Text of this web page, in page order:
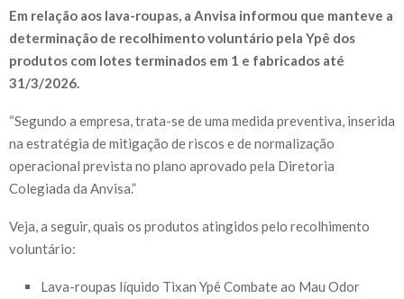
Em relação aos lava-roupas, a Anvisa informou que manteve a
determinação de recolhimento voluntário pela Ypê dos
produtos com lotes terminados em 1 e fabricados até
31/3/2026.
“Segundo a empresa, trata-se de uma medida preventiva, inserida
na estratégia de mitigação de riscos e de normalização
operacional prevista no plano aprovado pela Diretoria
Colegiada da Anvisa.”
Veja, a seguir, quais os produtos atingidos pelo recolhimento
voluntário:
Lava-roupas líquido Tixan Ypê Combate ao Mau Odor